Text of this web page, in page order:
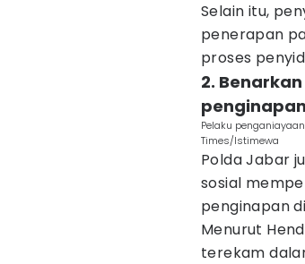
Selain itu,
penerapan
proses
2.
penginapan
Pelaku
Times/Istimewa
Polda Jabar
sosial
penginapan
Menurut
terekam